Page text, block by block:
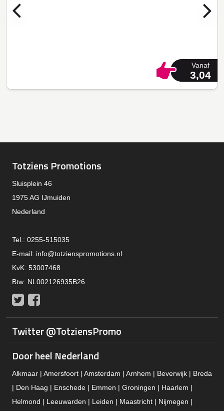
Vanaf
3,04
Totziens Promotions
Sluisplein 46
1975 AG IJmuiden
Nederland
Tel.: 0255-515035
E-mail: info@totzienspromotions.nl
KvK: 53007468
Btw: NL002126935B26
Twitter
Twitter @TotziensPromo
Door heel Nederland
Alkmaar | Amersfoort | Amsterdam | Arnhem | Beverwijk | Breda
| Den Haag | Enschede | Emmen | Groningen | Haarlem |
Helmond | Leeuwarden | Leiden | Maastricht | Nijmegen |